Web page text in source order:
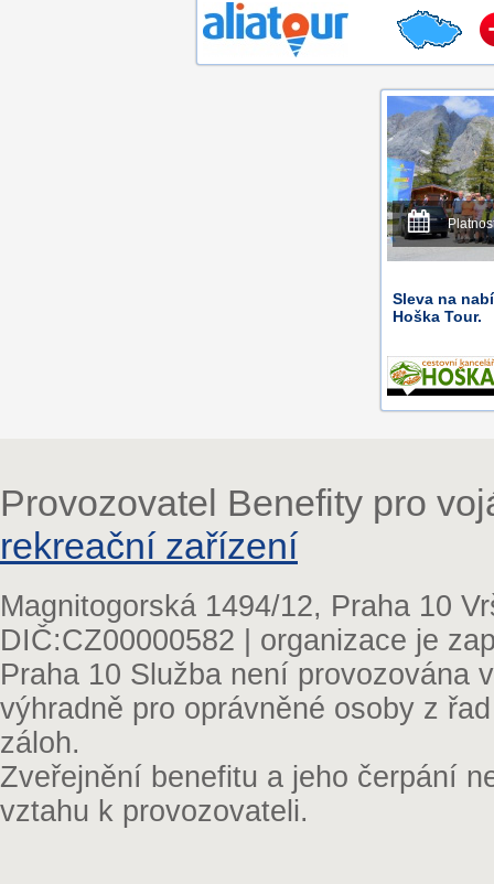
Sleva na
Hoška Tour.
Provozovatel Benefity pro
rekreační zařízení
Magnitogorská 1494/12, Praha 10
DIČ:CZ00000582 | organizace je
Praha 10 Služba není provozována
výhradně pro oprávněné osoby z
záloh.
Zveřejnění benefitu a jeho čerpání
vztahu k provozovateli.